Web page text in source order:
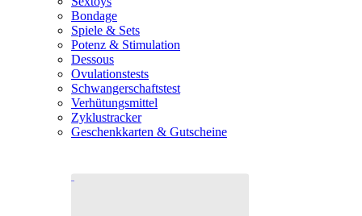
Bondage
Spiele & Sets
Potenz & Stimulation
Dessous
Ovulationstests
Schwangerschaftstest
Verhütungsmittel
Zyklustracker
Geschenkkarten & Gutscheine